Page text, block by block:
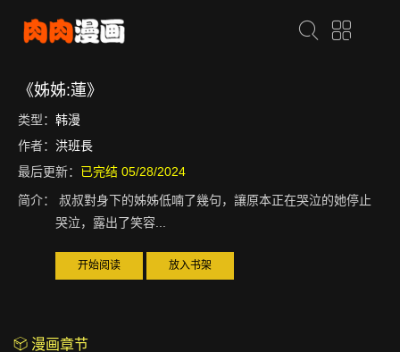
《姊姊:蓮》
类型： 韩漫
作者： 洪班長
最后更新： 已完结 05/28/2024
简介：
叔叔對身下的姊姊低喃了幾句，讓原本正在哭泣的她停止
哭泣，露出了笑容...
开始阅读 放入书架
漫画章节